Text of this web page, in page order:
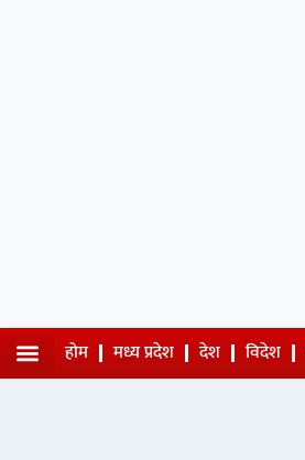
होम मध्य प्रदेश देश विदेश